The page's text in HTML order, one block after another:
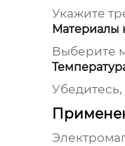
Укажите
Материалы
Выберите
Убедитесь,